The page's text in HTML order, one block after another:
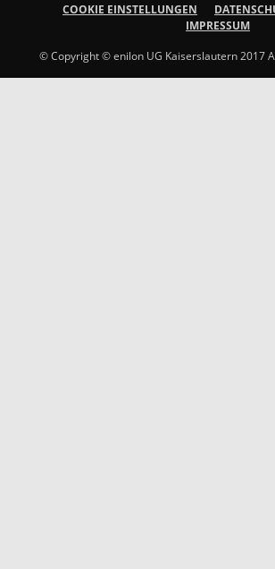
COOKIE EINSTELLUNGEN
IMPRESSUM
© Copyright © enilon UG Kaiserslautern 2017